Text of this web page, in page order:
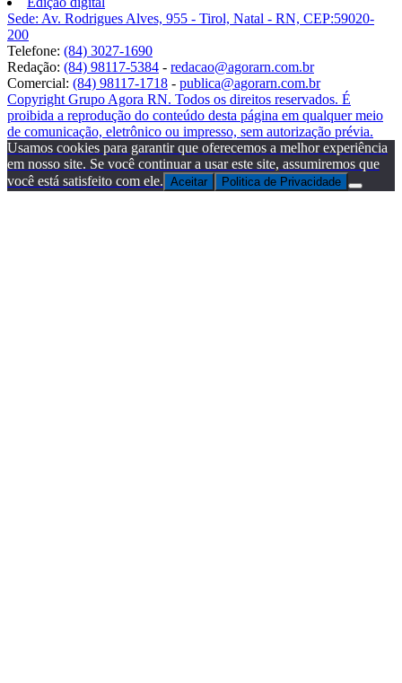
Sede: Av. Rodrigues Alves, 955 - Tirol, Natal - RN, CEP:59020-
200
Telefone: (84) 3027-1690
Redação: (84) 98117-5384 - redacao@agorarn.com.br
Comercial: (84) 98117-1718 - publica@agorarn.com.br
Copyright Grupo Agora RN. Todos os direitos reservados. É
proibida a reprodução do conteúdo desta página em qualquer meio
de comunicação, eletrônico ou impresso, sem autorização prévia.
Usamos cookies para garantir que oferecemos a melhor experiência
em nosso site. Se você continuar a usar este site, assumiremos que
você está satisfeito com ele. Aceitar Politica de Privacidade